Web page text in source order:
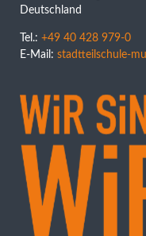
Deutschland
Tel.: +49 40 428 979-0
E-Mail: stadtteilschule-